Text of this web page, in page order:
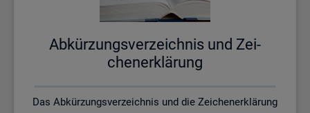
Ab­kür­zungs­ver­zeich­nis und Zei­
chen­er­klä­rung
Das Abkürzungsverzeichnis und die Zeichenerklärung